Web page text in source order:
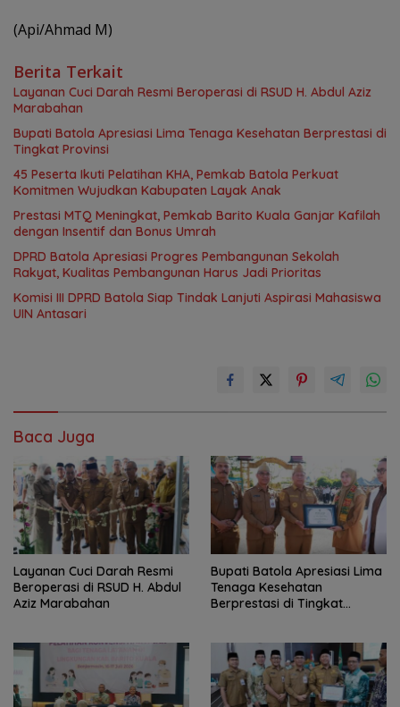
(Api/Ahmad M)
Berita Terkait
Layanan Cuci Darah Resmi Beroperasi di RSUD H. Abdul Aziz
Marabahan
Bupati Batola Apresiasi Lima Tenaga Kesehatan Berprestasi di
Tingkat Provinsi
45 Peserta Ikuti Pelatihan KHA, Pemkab Batola Perkuat
Komitmen Wujudkan Kabupaten Layak Anak
Prestasi MTQ Meningkat, Pemkab Barito Kuala Ganjar Kafilah
dengan Insentif dan Bonus Umrah
DPRD Batola Apresiasi Progres Pembangunan Sekolah
Rakyat, Kualitas Pembangunan Harus Jadi Prioritas
Komisi III DPRD Batola Siap Tindak Lanjuti Aspirasi Mahasiswa
UIN Antasari
Baca Juga
Layanan Cuci Darah Resmi
Beroperasi di RSUD H. Abdul
Aziz Marabahan
Bupati Batola Apresiasi Lima
Tenaga Kesehatan
Berprestasi di Tingkat